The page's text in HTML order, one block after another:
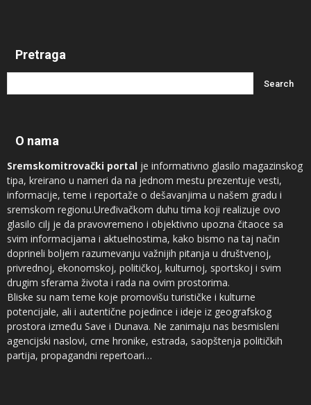
Pretraga
O nama
Sremskomitrovački portal je informativno glasilo magazinskog
tipa, kreirano u nameri da na jednom mestu prezentuje vesti,
informacije, teme i reportaže o dešavanjima u našem gradu i
sremskom regionu.Uređivačkom duhu tima koji realizuje ovo
glasilo cilj je da pravovremeno i objektivno upozna čitaoce sa
svim informacijama i aktuelnostima, kako bismo na taj način
doprineli boljem razumevanju važnijih pitanja u društvenoj,
privrednoj, ekonomskoj, političkoj, kulturnoj, sportskoj i svim
drugim sferama života i rada na ovim prostorima.
Bliske su nam teme koje promovišu turističke i kulturne
potencijale, ali i autentične pojedince i ideje iz geografskog
prostora između Save i Dunava. Ne zanimaju nas besmisleni
agencijski naslovi, crne hronike, estrada, saopštenja političkih
partija, propagandni repertoari…